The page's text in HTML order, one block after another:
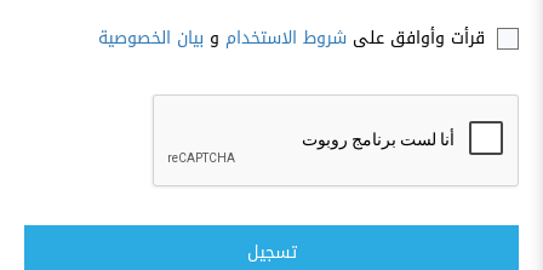
قرأت وأوافق على شروط الاستخدام و بيان الخصوصية
تسجيل